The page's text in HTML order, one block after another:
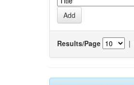
Results/Page |